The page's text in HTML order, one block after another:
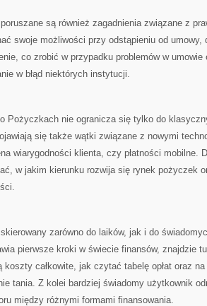
są również zagadnienia związane z
swoje możliwości przy odstąpieniu od umowy,
co zrobić w przypadku problemów w umowie
w błąd niektórych instytucji.
Pożyczkach nie ogranicza się tylko do
się także wątki związane z nowymi
wiarygodności klienta, czy płatności mobilne.
w jakim kierunku rozwija się rynek pożyczek
zarówno do laików, jak i do
pierwsze kroki w świecie finansów, znajdzie
koszty całkowite, jak czytać tabelę opłat oraz
tania. Z kolei bardziej świadomy użytkownik
między różnymi formami finansowania.